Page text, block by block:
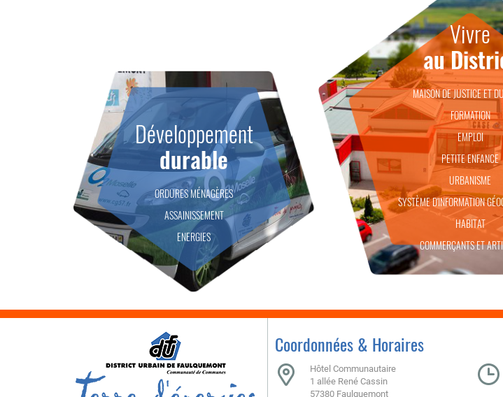
Développement
durable
ORDURES MÉNAGÈRES
ASSAINISSEMENT
ENERGIES
Vivre
au
MAISON DE JUSTICE ET
FORMATION
EMPLOI
PETITE ENFANCE
URBANISME
SYSTÈME D'INFORMATION
HABITAT
COMMERÇANTS ET
Coordonnées & Horaires
Hôtel Communautaire
1 allée René Cassin
57380 Faulquemont